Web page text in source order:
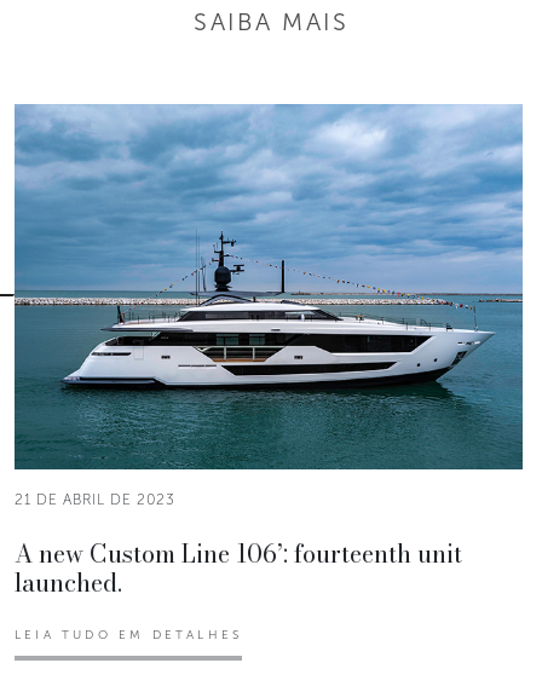
SAIBA MAIS
21 DE ABRIL DE 2023
A new Custom Line 106’: fourteenth unit
launched.
LEIA TUDO EM DETALHES